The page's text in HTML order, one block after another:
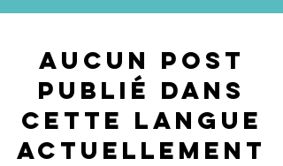
Aucun post
publié dans
cette langue
actuellement